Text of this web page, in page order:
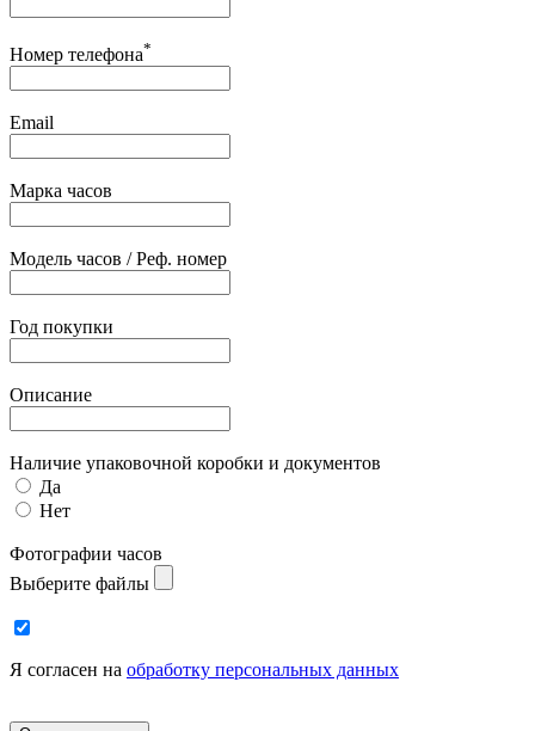
Номер телефона*
Email
Марка часов
Модель часов / Реф. номер
Год покупки
Описание
Наличие упаковочной коробки и документов
Да
Нет
Фотографии часов
Выберите файлы
Я согласен на обработку персональных данных